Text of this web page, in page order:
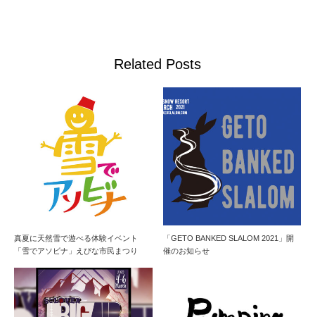
Related Posts
真夏に天然雪で遊べる体験イベント
「雪でアソビナ」えびな市民まつり
「GETO BANKED SLALOM 2021」開
催のお知らせ